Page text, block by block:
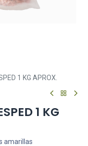
1 KG APROX.
1 KG
amarillas